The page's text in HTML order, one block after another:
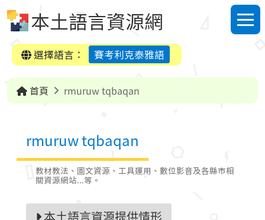
本土語言資源網
選單
選擇語言：
賽考利克泰雅語
首頁 rmuruw tqbaqan
rmuruw tqbaqan
教材教法、圖文資源、工具運用、數位影音及各縣市相
關資源網站...等。
本土語言資源提供情形